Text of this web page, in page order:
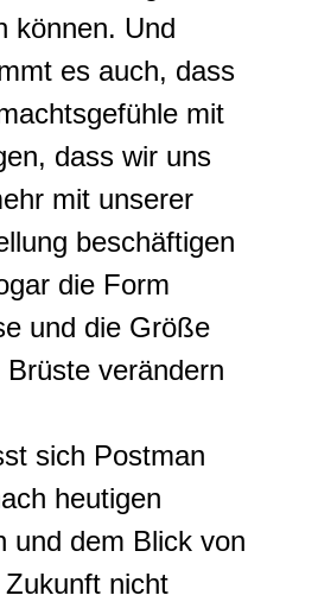
können. Und
es auch, dass
mit
dass wir uns
mit unserer
beschäftigen
die Form
und die Größe
Brüste verändern
sich Postman
heutigen
und dem Blick von
nicht